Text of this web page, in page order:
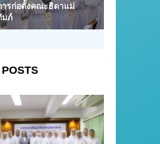
ารก่อตั้งคณะธิดาแม่
มภ์